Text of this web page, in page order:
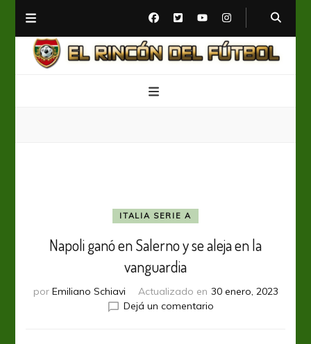
ITALIA SERIE A
Napoli ganó en Salerno y se aleja en la
vanguardia
por Emiliano Schiavi Actualizado en 30 enero, 2023
Dejá un comentarioen